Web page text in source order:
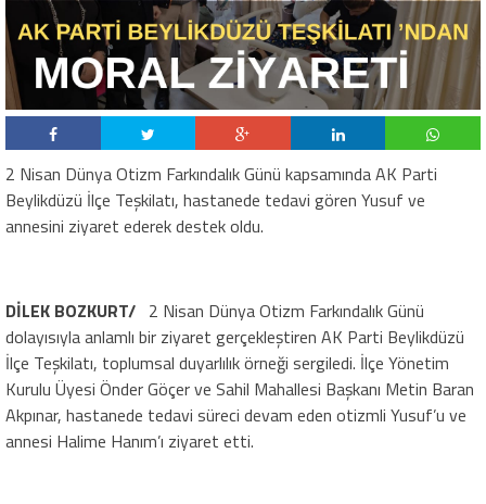
​2 Nisan Dünya Otizm Farkındalık Günü kapsamında AK Parti
Beylikdüzü İlçe Teşkilatı, hastanede tedavi gören Yusuf ve
annesini ziyaret ederek destek oldu.
​DİLEK BOZKURT/ 2 Nisan Dünya Otizm Farkındalık Günü
dolayısıyla anlamlı bir ziyaret gerçekleştiren AK Parti Beylikdüzü
İlçe Teşkilatı, toplumsal duyarlılık örneği sergiledi. İlçe Yönetim
Kurulu Üyesi Önder Göçer ve Sahil Mahallesi Başkanı Metin Baran
Akpınar, hastanede tedavi süreci devam eden otizmli Yusuf’u ve
annesi Halime Hanım’ı ziyaret etti.